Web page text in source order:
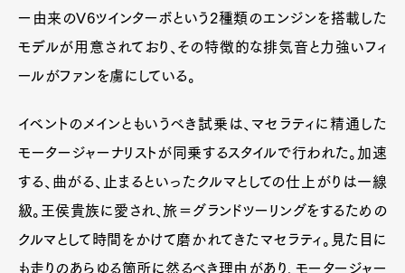
ー由来のV6ツインターボという2種類のエンジンを搭載した
モデルが用意されており、その特徴的な排気音と力強いフィ
ールがファンを虜にしている。
イベントのメインともいうべき試乗は、マセラティに精通した
モータージャーナリストが同乗するスタイルで行われた。加速
する、曲がる、止まるといったクルマとしての仕上がりは一線
級。王侯貴族に愛され、旅＝グランドツーリングをするための
クルマとして時間をかけて磨かれてきたマセラティ。見た目に
も走りのあらゆる箇所に然るべき理由があり、モータージャー